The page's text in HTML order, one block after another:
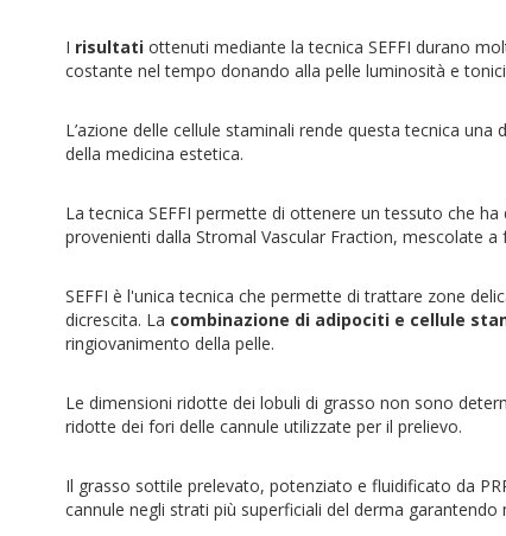
I risultati ottenuti mediante la tecnica SEFFI durano
costante nel tempo donando alla pelle luminosità e
L’azione delle cellule staminali rende questa tecnica
della medicina estetica.
La tecnica SEFFI permette di ottenere un tessuto che
provenienti dalla Stromal Vascular Fraction, mescolate
SEFFI è l'unica tecnica che permette di trattare zone
dicrescita. La combinazione di adipociti e cellule
ringiovanimento della pelle.
Le dimensioni ridotte dei lobuli di grasso non sono
ridotte dei fori delle cannule utilizzate per il prelievo.
Il grasso sottile prelevato, potenziato e fluidificato da
cannule negli strati più superficiali del derma garantendo